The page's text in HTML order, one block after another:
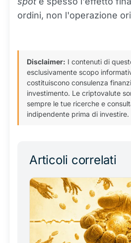
ordini, non l'operazione
Disclaimer: I contenuti di
esclusivamente scopo
costituiscono consulenza
investimento. Le criptovalute
sempre le tue ricerche e
indipendente prima di investire.
Articoli correlati